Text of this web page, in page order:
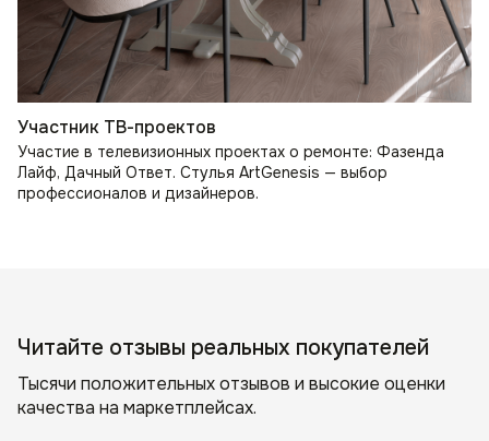
Участник ТВ-проектов
Участие в телевизионных проектах о ремонте: Фазенда
Лайф, Дачный Ответ. Стулья ArtGenesis — выбор
профессионалов и дизайнеров.
Читайте отзывы реальных покупателей
Тысячи положительных отзывов и высокие оценки
качества на маркетплейсах.